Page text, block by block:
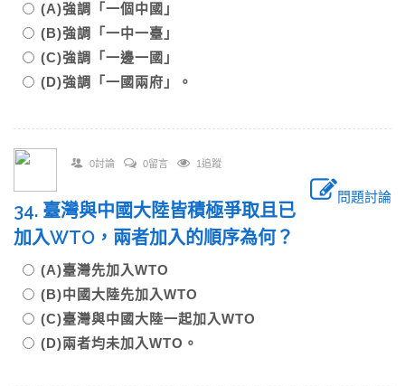
(A)強調「一個中國」
(B)強調「一中一臺」
(C)強調「一邊一國」
(D)強調「一國兩府」。
0討論 0留言 1追蹤
問題討論
34. 臺灣與中國大陸皆積極爭取且已
加入WTO，兩者加入的順序為何？
(A)臺灣先加入WTO
(B)中國大陸先加入WTO
(C)臺灣與中國大陸一起加入WTO
(D)兩者均未加入WTO。